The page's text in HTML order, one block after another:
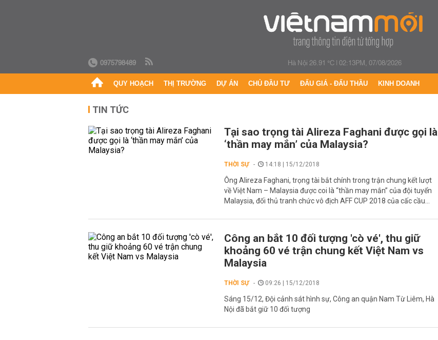
0975798489 Hà Nội 26.91 °C|02:13PM, 07/08/2026
QUY HOẠCH THỊ TRƯỜNG DỰ ÁN CHỦ ĐẦU TƯ ĐẤU GIÁ - ĐẤU THẦU KINH DOANH
TIN TỨC
Tại sao trọng tài Alireza Faghani được gọi là
‘thần may mắn’ của Malaysia?
THỜI SỰ 14:18 | 15/12/2018
Ông Alireza Faghani, trọng tài bắt chính trong trận chung kết lượt
về Việt Nam – Malaysia được coi là “thần may mắn” của đội tuyển
Malaysia, đối thủ tranh chức vô địch AFF CUP 2018 của cấc cầu...
Công an bắt 10 đối tượng 'cò vé', thu giữ
khoảng 60 vé trận chung kết Việt Nam vs
Malaysia
THỜI SỰ 09:26 | 15/12/2018
Sáng 15/12, Đội cảnh sát hình sự, Công an quận Nam Từ Liêm, Hà
Nội đã bắt giữ 10 đối tượng